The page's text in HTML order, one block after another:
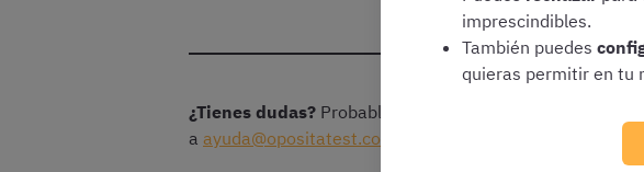
¿Tienes dudas? Probablemente ya las hayamos resuelto
a ayuda@opositatest.com y
imprescindibles.
También puedes
quieras permitir en tu